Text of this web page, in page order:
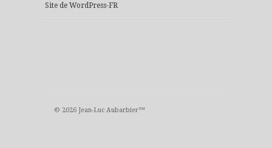
Site de WordPress-FR
© 2026 Jean-Luc Aubarbier™